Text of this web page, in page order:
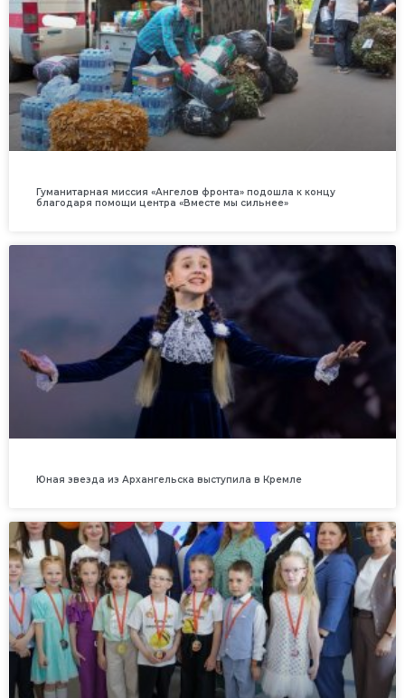
Гуманитарная миссия «Ангелов фронта» подошла к концу
благодаря помощи центра «Вместе мы сильнее»
Юная звезда из Архангельска выступила в Кремле